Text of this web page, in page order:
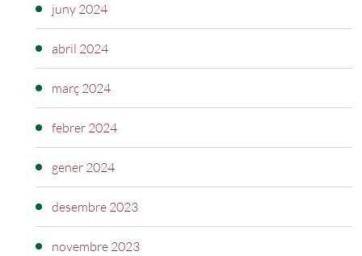
juny 2024
abril 2024
març 2024
febrer 2024
gener 2024
desembre 2023
novembre 2023